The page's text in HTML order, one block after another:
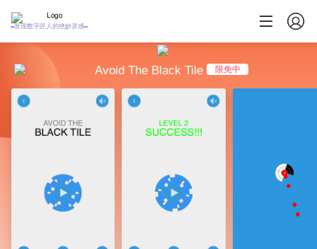
发现数字匠人的绝妙灵感
Avoid The Black Tile 限免中